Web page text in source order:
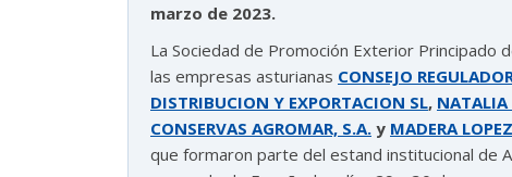
marzo de 2023.
La Sociedad de Promoción Exterior Principado
las empresas asturianas CONSEJO
DISTRIBUCION Y EXPORTACION SL, NATALIA
CONSERVAS AGROMAR, S.A. y MADERA
que formaron parte del estand institucional de